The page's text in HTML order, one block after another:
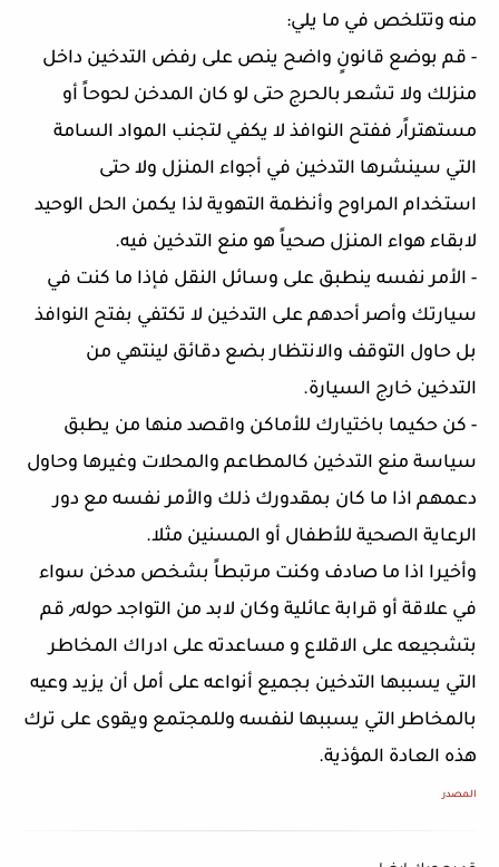
منه وتتلخص في ما يلي:
- قم بوضع قانونٍ واضح ينص على رفض التدخين داخل
منزلك ولا تشعر بالحرج حتى لو كان المدخن لحوحاً أو
مستهتراً٫ ففتح النوافذ لا يكفي لتجنب المواد السامة
التي سينشرها التدخين في أجواء المنزل ولا حتى
استخدام المراوح وأنظمة التهوية لذا يكمن الحل الوحيد
لابقاء هواء المنزل صحياً هو منع التدخين فيه.
- الأمر نفسه ينطبق على وسائل النقل فإذا ما كنت في
سيارتك وأصر أحدهم على التدخين لا تكتفي بفتح النوافذ
بل حاول التوقف والانتظار بضع دقائق لينتهي من
التدخين خارج السيارة.
- كن حكيما باختيارك للأماكن واقصد منها من يطبق
سياسة منع التدخين كالمطاعم والمحلات وغيرها وحاول
دعمهم اذا ما كان بمقدورك ذلك والأمر نفسه مع دور
الرعاية الصحية للأطفال أو المسنين مثلا.
وأخيرا اذا ما صادف وكنت مرتبطاً بشخص مدخن سواء
في علاقة أو قرابة عائلية وكان لابد من التواجد حوله٫ قم
بتشجيعه على الاقلاع و مساعدته على ادراك المخاطر
التي يسببها التدخين بجميع أنواعه على أمل أن يزيد وعيه
بالمخاطر التي يسببها لنفسه وللمجتمع ويقوى على ترك
هذه العادة المؤذية.
المصدر